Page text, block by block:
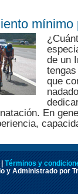
mínimo
de un
que
En
Términos y
y Administrado por